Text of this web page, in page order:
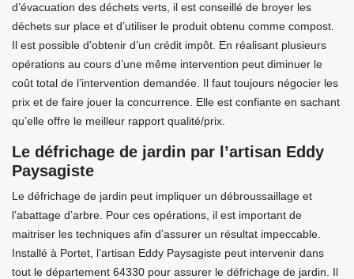
d’évacuation des déchets verts, il est conseillé de broyer les
déchets sur place et d’utiliser le produit obtenu comme compost.
Il est possible d’obtenir d’un crédit impôt. En réalisant plusieurs
opérations au cours d’une même intervention peut diminuer le
coût total de l’intervention demandée. Il faut toujours négocier les
prix et de faire jouer la concurrence. Elle est confiante en sachant
qu’elle offre le meilleur rapport qualité/prix.
Le défrichage de jardin par l’artisan Eddy
Paysagiste
Le défrichage de jardin peut impliquer un débroussaillage et
l’abattage d’arbre. Pour ces opérations, il est important de
maitriser les techniques afin d’assurer un résultat impeccable.
Installé à Portet, l’artisan Eddy Paysagiste peut intervenir dans
tout le département 64330 pour assurer le défrichage de jardin. Il